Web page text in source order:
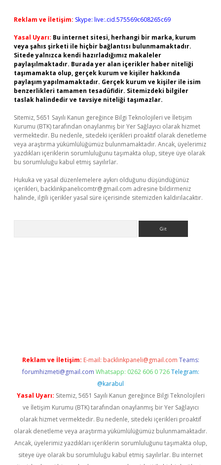
Reklam ve İletişim: Skype: live:.cid.575569c608265c69
Yasal Uyarı: Bu internet sitesi, herhangi bir marka, kurum
veya şahıs şirketi ile hiçbir bağlantısı bulunmamaktadır.
Sitede yalnızca kendi hazırladığımız makaleler
paylaşılmaktadır. Burada yer alan içerikler haber niteliği
taşımamakta olup, gerçek kurum ve kişiler hakkında
paylaşım yapılmamaktadır. Gerçek kurum ve kişiler ile isim
benzerlikleri tamamen tesadüfidir. Sitemizdeki bilgiler
taslak halindedir ve tavsiye niteliği taşımazlar.
Sitemiz, 5651 Sayılı Kanun gereğince Bilgi Teknolojileri ve İletişim
Kurumu (BTK) tarafından onaylanmış bir Yer Sağlayıcı olarak hizmet
vermektedir. Bu nedenle, sitedeki içerikleri proaktif olarak denetleme
veya araştırma yükümlülüğümüz bulunmamaktadır. Ancak, üyelerimiz
yazdıkları içeriklerin sorumluluğunu taşımakta olup, siteye üye olarak
bu sorumluluğu kabul etmiş sayılırlar.
Hukuka ve yasal düzenlemelere aykırı olduğunu düşündüğünüz
içerikleri, backlinkpanelicomtr@gmail.com adresine bildirmeniz
halinde, ilgili içerikler yasal süre içerisinde sitemizden kaldırılacaktır.
Reklam ve İletişim: E-mail: backlinkpaneli@gmail.com Teams:
forumhizmeti@gmail.com Whatsapp: 0262 606 0 726 Telegram:
@karabul
Yasal Uyarı: Sitemiz, 5651 Sayılı Kanun gereğince Bilgi Teknolojileri
ve İletişim Kurumu (BTK) tarafından onaylanmış bir Yer Sağlayıcı
olarak hizmet vermektedir. Bu nedenle, sitedeki içerikleri proaktif
olarak denetleme veya araştırma yükümlülüğümüz bulunmamaktadır.
Ancak, üyelerimiz yazdıkları içeriklerin sorumluluğunu taşımakta olup,
siteye üye olarak bu sorumluluğu kabul etmiş sayılırlar. Bu internet